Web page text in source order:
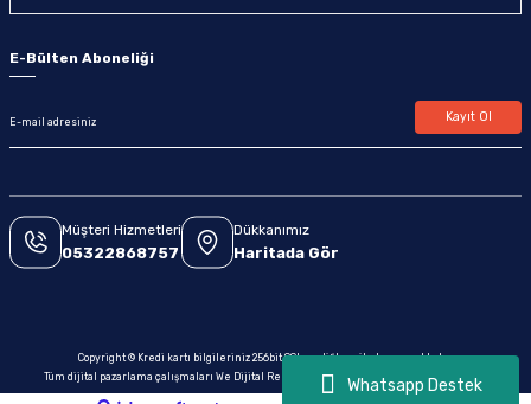
Whatsapp Destek
E-Bülten Aboneliği
Kayıt Ol
Müşteri Hizmetleri
05322868757
Dükkanımız
Haritada Gör
Copyright © Kredi kartı bilgileriniz 256bit SSL sertifikası ile korunmaktadır.
Tüm dijital pazarlama çalışmaları We Dijital Reklam & Yazılım tarafından yapılmaktadır.